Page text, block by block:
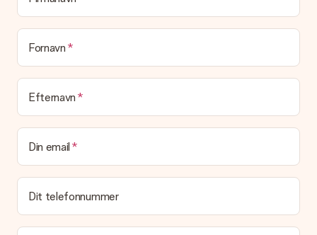
Er min gave indpakket?
I øjeblikket har vi (endnu) ikke en gaveindpakningstjeneste til
at pakke din gave. Vi leverer vores gaver i en festlig
emballage. Det betyder, at din gave er klar til at blive givet,
Leveringstid, leveringsmuligheder og
leveringsomkostninger
Kan jeg vælge en leveringsdato?
Det er ikke muligt at vælge en bestemt leveringsdato.
Hvad er leveringstiden, og hvornår modtager jeg min
gave?
Leveringstiden findes på gavens produktside. Du kan stole på,
at vores postfirma leverer din gave på denne dag.
Fornavn
Efternavn
Din email
Dit telefonnummer